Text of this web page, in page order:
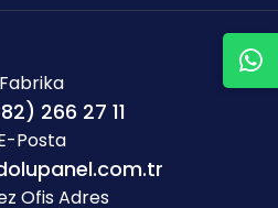
Fabrika
266 27 11
Posta
Ofis Adres